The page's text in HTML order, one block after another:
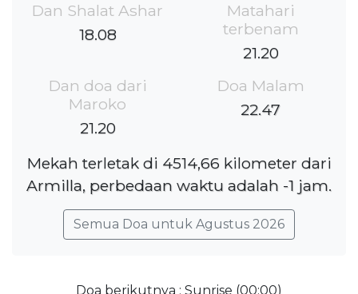
Dan Shalat Ashar
18.08
Matahari
terbenam
21.20
Dan doa dari
Maroko
21.20
Doa Malam
22.47
Mekah terletak di 4514,66 kilometer dari
Armilla, perbedaan waktu adalah -1 jam.
Semua Doa untuk Agustus 2026
Doa berikutnya : Sunrise (00:00)